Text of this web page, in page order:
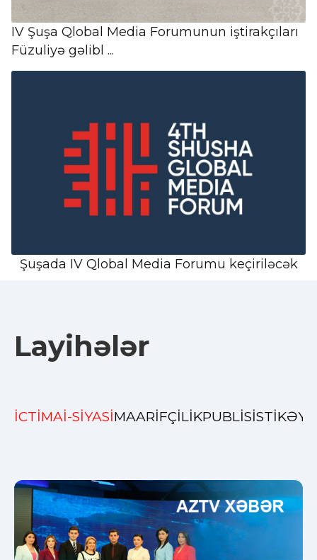
IV Şuşa Qlobal Media Forumunun iştirakçıları
Füzuliyə gəlibl ...
Şuşada IV Qlobal Media Forumu keçiriləcək
Layihələr
İCTİMAİ-SİYASİMAARİFÇİLİKPUBLİSİSTİK